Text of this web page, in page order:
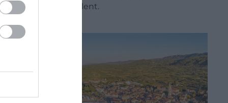
baráti nyaralást jelent.
kell